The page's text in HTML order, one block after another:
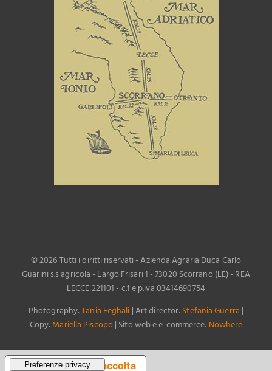
©2026 Tutti i diritti riservati - Azienda Agraria Duca Carlo
Guarini s.s agricola - Largo Frisari 1 - 73020 Scorrano (LE) - REA
LECCE 221101 - c.f e p.iva 03414690754
Photography:Tania Feghali | Art director:Stefania Guerra |
Copy:Mariella Piscopo| Sito web e e-commerce: Nowhere
Informativa sulla raccolta